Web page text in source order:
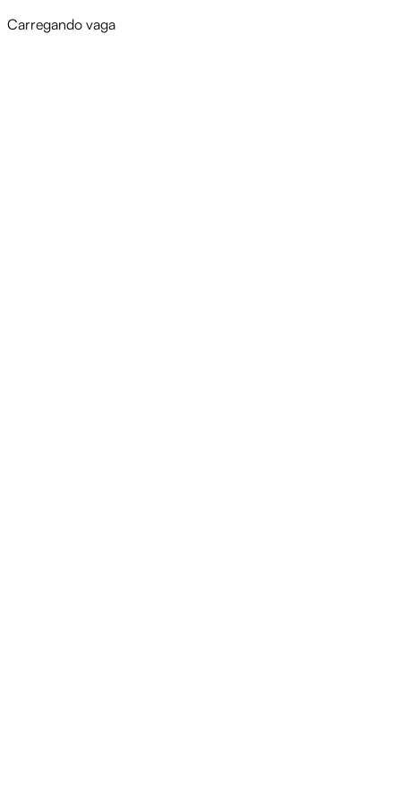
Carregando vaga